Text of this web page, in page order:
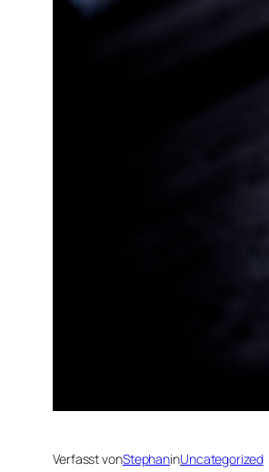
Verfasst vonStephaninUncategorized